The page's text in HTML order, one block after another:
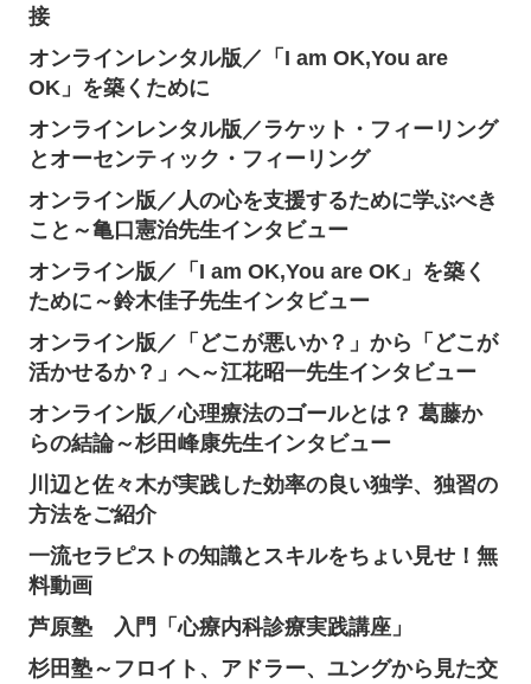
接
オンラインレンタル版／「I am OK,You are
OK」を築くために
オンラインレンタル版／ラケット・フィーリング
とオーセンティック・フィーリング
オンライン版／人の心を支援するために学ぶべき
こと～亀口憲治先生インタビュー
オンライン版／「I am OK,You are OK」を築く
ために～鈴木佳子先生インタビュー
オンライン版／「どこが悪いか？」から「どこが
活かせるか？」へ～江花昭一先生インタビュー
オンライン版／心理療法のゴールとは？ 葛藤か
らの結論～杉田峰康先生インタビュー
川辺と佐々木が実践した効率の良い独学、独習の
方法をご紹介
一流セラピストの知識とスキルをちょい見せ！無
料動画
芦原塾 入門「心療内科診療実践講座」
杉田塾～フロイト、アドラー、ユングから見た交